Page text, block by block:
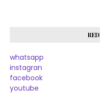
whatsapp
instagran
facebook
youtube